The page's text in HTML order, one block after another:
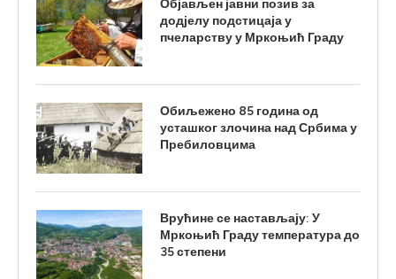
Објављен јавни позив за
додјелу подстицаја у
пчеларству у Мркоњић Граду
Обиљежено 85 година од
усташког злочина над Србима у
Пребиловцима
Врућине се настављају: У
Мркоњић Граду температура до
35 степени